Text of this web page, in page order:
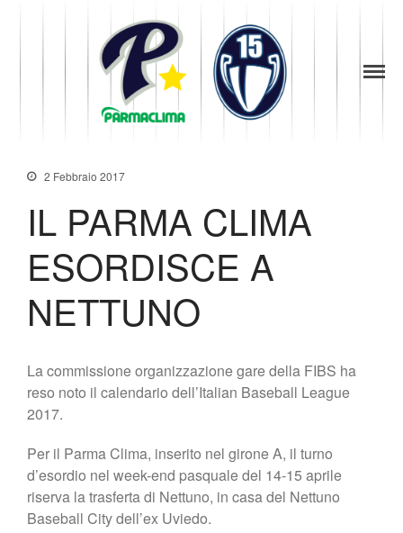
News
Società
Codice di Condotta
Maglie Ritirate
Biglietteria
Lo Stadio
2 Febbraio 2017
IL PARMA CLIMA
ESORDISCE A
NETTUNO
La commissione organizzazione gare della FIBS ha
reso noto il calendario dell’Italian Baseball League
2017.
Per il Parma Clima, inserito nel girone A, il turno
d’esordio nel week-end pasquale del 14-15 aprile
riserva la trasferta di Nettuno, in casa del Nettuno
Baseball City dell’ex Uviedo.